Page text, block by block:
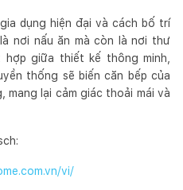
dụng hiện đại và cách bố trí
nơi nấu ăn mà còn là nơi thư
giữa thiết kế thông minh,
thống sẽ biến căn bếp của
mang lại cảm giác thoải mái và
vi/